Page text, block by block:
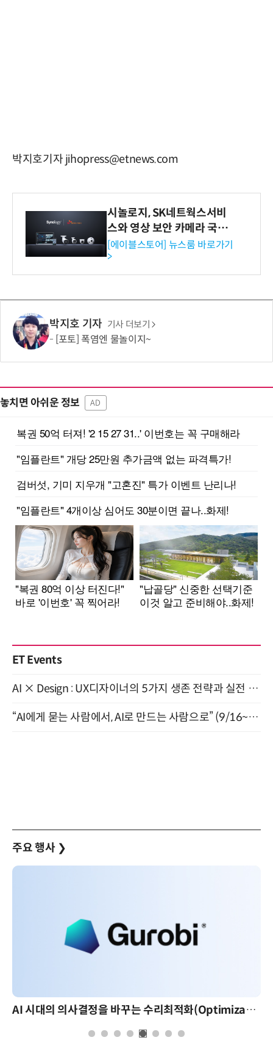
박지호기자 jihopress@etnews.com
시놀로지, SK네트웍스서비
스와 영상 보안 카메라 국내
독점 판매 파트너십 체결
[에이블스토어] 뉴스룸 바로가기
>
박지호 기자 기사 더보기
[포토] 폭염엔 물놀이지~
놓치면 아쉬운 정보 AD
ET Events
AI × Design : UX디자이너의 5가지 생존 전략과 실전 대응 8월 28일 개최
“AI에게 묻는 사람에서, AI로 만드는 사람으로” (9/16~17)
주요 행사 ❯
AI 시대의 의사결정을 바꾸는 수리최적화(Optimization): 실제 산업 적용 사례와 활용 전략